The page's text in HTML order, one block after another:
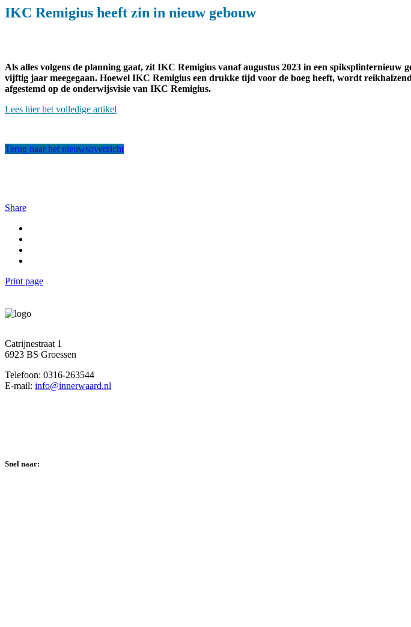
IKC Remigius heeft zin in nieuw gebouw
Als alles volgens de planning gaat, zit IKC Remigius vanaf augustus 2023 in een
vijftig jaar meegegaan. Hoewel IKC Remigius een drukke tijd voor de boeg heeft, wordt
afgestemd op de onderwijsvisie van IKC Remigius.
Lees hier het volledige artikel
Terug naar het nieuwsoverzicht
Share
Print page
Catrijnestraat 1
6923 BS Groessen
Telefoon: 0316-263544
E-mail: info@innerwaard.nl
Snel naar: